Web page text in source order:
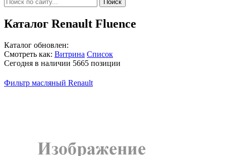
Каталог Renault Fluence
Каталог обновлен:
Смотреть как: Витрина Список
Сегодня в наличии 5665 позиции
Фильтр масляный Renault